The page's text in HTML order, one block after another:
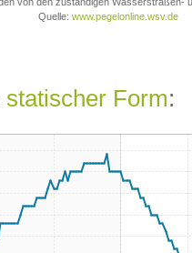
statischer Form: